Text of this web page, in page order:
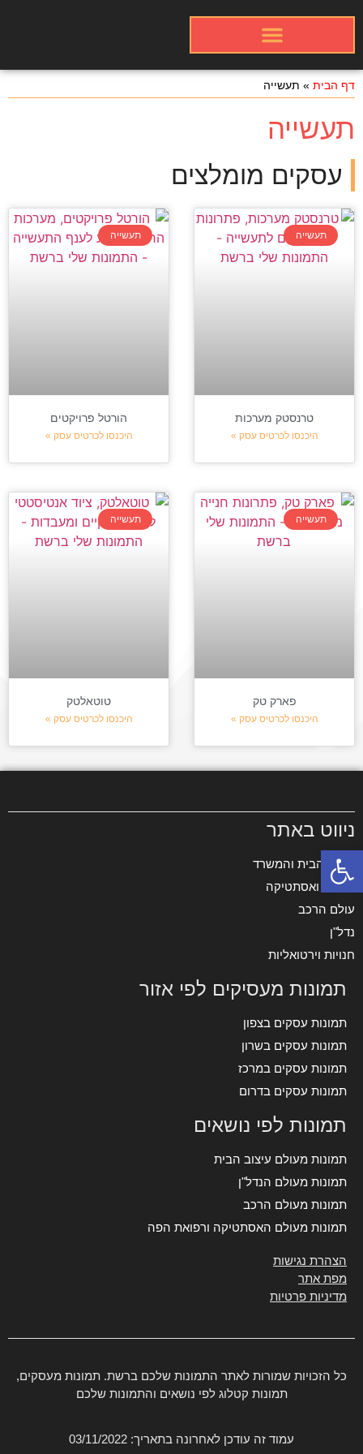
דף הבית » תעשייה
תעשייה
עסקים מומלצים
תעשייה
טרנסטק מערכות
היכנסו לכרטיס עסק »
תעשייה
הורטל פרויקטים
היכנסו לכרטיס עסק »
תעשייה
פארק טק
היכנסו לכרטיס עסק »
תעשייה
טוטאלטק
היכנסו לכרטיס עסק »
ניווט באתר
עיצוב הבית והמשרד
רפואה ואסתטיקה
עולם הרכב
נדל"ן
חנויות וירטואליות
תמונות מעסיקים לפי אזור
תמונות עסקים בצפון
תמונות עסקים בשרון
תמונות עסקים במרכז
תמונות עסקים בדרום
תמונות לפי נושאים
תמונות מעולם עיצוב הבית
תמונות מעולם הנדל"ן
תמונות מעולם הרכב
תמונות מעולם האסתטיקה ורפואת הפה
הצהרת נגישות
מפת אתר
מדיניות פרטיות
כל הזכויות שמורות לאתר התמונות שלכם ברשת. תמונות מעסקים,
תמונות קטלוג לפי נושאים והתמונות שלכם
עמוד זה עודכן לאחרונה בתאריך: 03/11/2022
פתח סרגל נגישות